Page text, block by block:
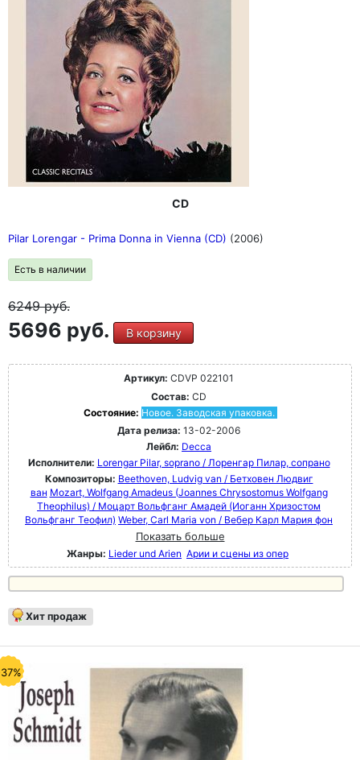
CD
Pilar Lorengar - Prima Donna in Vienna (CD) (2006)
Есть в наличии
6249руб.
5696 руб. В корзину
Артикул: CDVP 022101
Состав: CD
Состояние: Новое. Заводская упаковка.
Дата релиза: 13-02-2006
Лейбл: Decca
Исполнители: Lorengar Pilar, soprano / Лоренгар Пилар, сопрано
Композиторы: Beethoven, Ludvig van / Бетховен Людвиг
ван Mozart, Wolfgang Amadeus (Joannes Chrysostomus Wolfgang
Theophilus) / Моцарт Вольфганг Амадей (Иоганн Хризостом
Вольфганг Теофил) Weber, Carl Maria von / Вебер Карл Мария фон
Показать больше
Жанры: Lieder und Arien Арии и сцены из опер
Хит продаж